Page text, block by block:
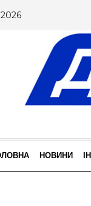
НОВИНИ